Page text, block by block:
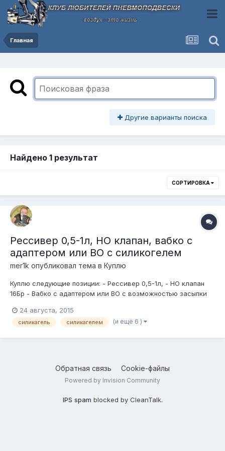
Главная
Другие варианты поиска
Найдено 1 результат
СОРТИРОВКА
Рессивер 0,5-1л, НО клапан, вабко с
адаптером или ВО с силикогелем
mer1k опубликовал тема в Куплю
Куплю следующие позиции: - Рессивер 0,5-1л, - НО клапан
16Бр - Вабко с адаптером или ВО с возможностью засыпки
mer1k91. Очень желательна отправка с Москвы, и все разом.
24 августа, 2015
силикагель силикагелем (и ещё 6 )
Обратная связь Cookie-файлы
Powered by Invision Community
IPS spam blocked by CleanTalk.